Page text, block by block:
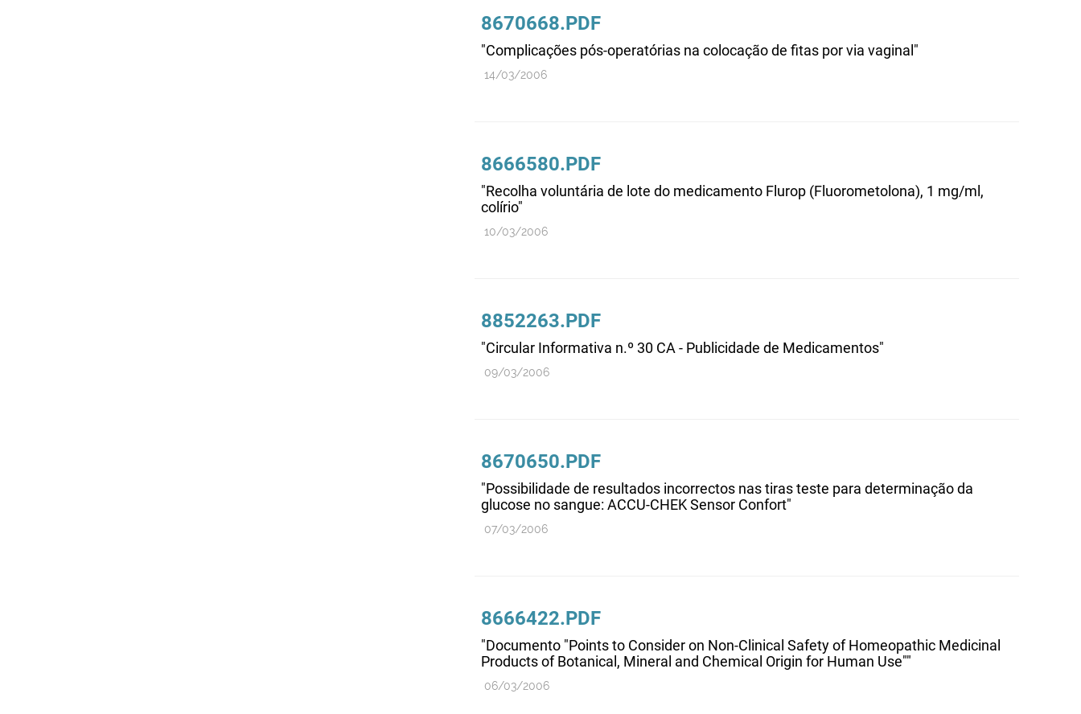
8670668.PDF
"Complicações pós-operatórias na colocação de fitas por via vaginal"
14/03/2006
8666580.PDF
"Recolha voluntária de lote do medicamento Flurop (Fluorometolona), 1 mg/ml,
colírio"
10/03/2006
8852263.PDF
"Circular Informativa n.º 30 CA - Publicidade de Medicamentos"
09/03/2006
8670650.PDF
"Possibilidade de resultados incorrectos nas tiras teste para determinação da
glucose no sangue: ACCU-CHEK Sensor Confort"
07/03/2006
8666422.PDF
"Documento "Points to Consider on Non-Clinical Safety of Homeopathic Medicinal
Products of Botanical, Mineral and Chemical Origin for Human Use""
06/03/2006